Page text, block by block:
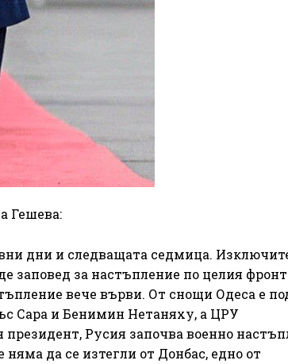
Гешева:
дни и следващата седмица.
заповед за настъпление по целия фронт
вече върви. От снощи Одеса е
Сара и Бенимин Нетаняху, а ЦРУ
Русия започва военно
да се изтегли от Донбас, едно от